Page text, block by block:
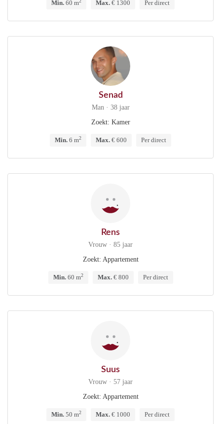
Min. 60 m Max. € 1300 Per direct
Senad
Man · 38 jaar
Zoekt: Kamer
Min. 6 m2 Max. € 600 Per direct
Rens
Vrouw · 85 jaar
Zoekt: Appartement
Min.60 m2 Max.€ 800 Per direct
Suus
Vrouw · 57 jaar
Zoekt: Appartement
Min. 50 m2 Max. € 1000 Per direct